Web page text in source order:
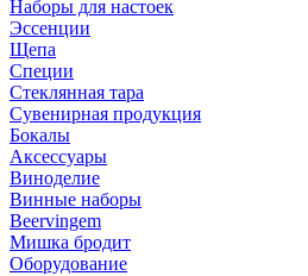
Наборы для настоек
Эссенции
Щепа
Специи
Стеклянная тара
Сувенирная продукция
Бокалы
Аксессуары
Виноделие
Винные наборы
Beervingem
Мишка бродит
Оборудование